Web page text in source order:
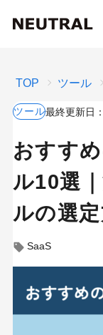
TOP ツール
ツール最終更新日：
おすす
ル10選
ルの選
SaaS